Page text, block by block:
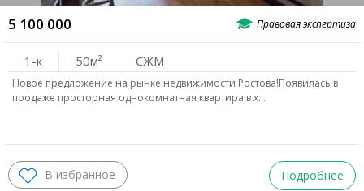
5 100 000
1-к 50 СЖМ
Новое предложение на рынке недвижимости Ростова!Появилась в
продаже просторная однокомнатная квартира в х…
Подробнее